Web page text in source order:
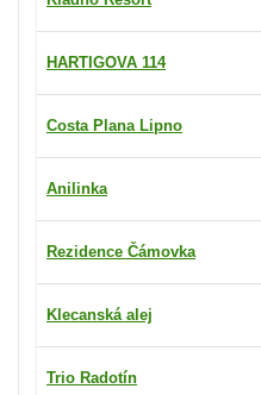
HARTIGOVA 114
Costa Plana Lipno
Anilinka
Rezidence Čámovka
Klecanská alej
Trio Radotín